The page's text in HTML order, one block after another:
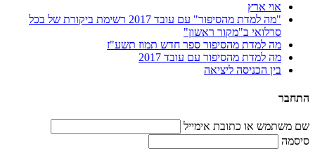
אוי ארץ
"מה למדת מהסיפור" עם עובד 2017 רשימת ביקורת של בכל
סרלואי ב"מקור ראשון"
מה למדת מהסיפור ספר חדש תמוז תשע"ז
מה למדת מהסיפור עם עובד 2017
בין הכניסה ליציאה
התחבר
שם משתמש או כתובת אימייל
סיסמה